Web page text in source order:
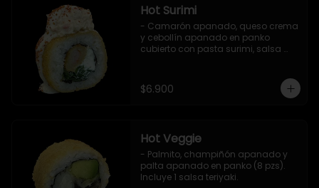
Hot Surimi
- Camarón apanado, queso crema
y cebollín apanado en panko
cubierto con pasta surimi, salsa
$6.900
Hot Veggie
- Palmito, champiñón apanado y
palta apanado en panko (8 pzs).
Incluye 1 salsa teriyaki.